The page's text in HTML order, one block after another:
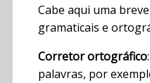
Cabe aqui uma
gramaticais e
Corretor ortográfico
palavras, por